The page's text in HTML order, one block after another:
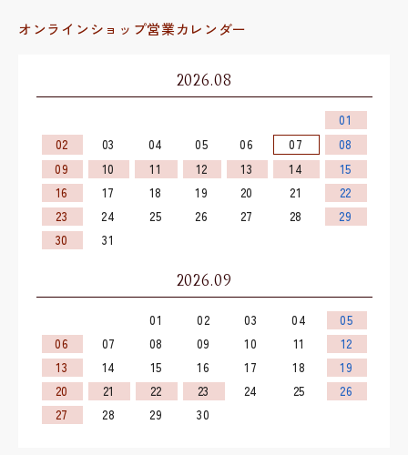
オンラインショップ営業カレンダー
2026.08
01
02
03 04 05 06 07
08
09
10 11 12 13 14
15
16
17 18 19 20 21
22
23
24 25 26 27 28
29
30
31
2026.09
01 02 03 04
05
06
07 08 09 10 11
12
13
14 15 16 17 18
19
20
21 22 23 24 25
26
27
28 29 30